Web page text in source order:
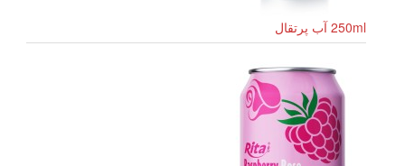
250ml آب پرتقال